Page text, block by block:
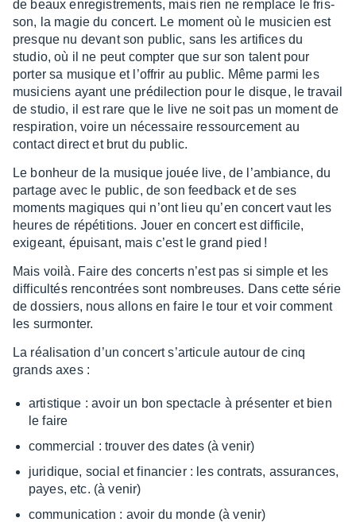
de beaux enre­gis­tre­ments, mais rien ne remplace le fris­
son, la magie du concert. Le moment où le musi­cien est
presque nu devant son public, sans les arti­fices du
studio, où il ne peut comp­ter que sur son talent pour
porter sa musique et l’of­frir au public. Même parmi les
musi­ciens ayant une prédi­lec­tion pour le disque, le travail
de studio, il est rare que le live ne soit pas un moment de
respi­ra­tion, voire un néces­saire ressour­ce­ment au
contact direct et brut du public.
Le bonheur de la musique jouée live, de l’am­biance, du
partage avec le public, de son feed­back et de ses
moments magiques qui n’ont lieu qu’en concert vaut les
heures de répé­ti­tions. Jouer en concert est diffi­cile,
exigeant, épui­sant, mais c’est le grand pied !
Mais voilà. Faire des concerts n’est pas si simple et les
diffi­cul­tés rencon­trées sont nombreuses. Dans cette série
de dossiers, nous allons en faire le tour et voir comment
les surmon­ter.
La réali­sa­tion d’un concert s’ar­ti­cule autour de cinq
grands axes :
artis­tique : avoir un bon spec­tacle à présen­ter et bien
le faire
commer­cial : trou­ver des dates (à venir)
juri­dique, social et finan­cier : les contrats, assu­rances,
payes, etc. (à venir)
commu­ni­ca­tion : avoir du monde (à venir)